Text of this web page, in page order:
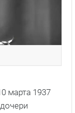
марта 1937